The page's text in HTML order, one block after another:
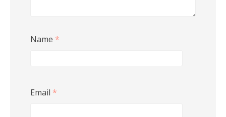
Name *
Email *